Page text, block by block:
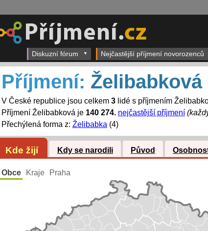
Diskuzní fórum Nejčastější příjmení novorozenců
Příjmení: Želibabková
V České republice jsou celkem 3lidé s příjmením
Příjmení Želibabková je 140 274. nejčastější příjmení
Přechýlená forma z: Želibabka (4)
Kde žijí Kdy se narodili Původ
Obce Kraje Praha